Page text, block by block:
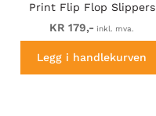
Print Flip Flop Slippers
Navy Blazer/Verdant
Green
KR 179,- inkl. mva.
Legg i handlekurven